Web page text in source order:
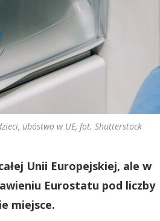
ubóstwo w UE, fot. Shutterstock
Unii Europejskiej, ale w
Eurostatu pod liczby
miejsce.